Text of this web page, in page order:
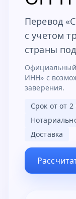
Перевод
с учетом
страны
Официальный
ИНН» с
заверения.
Срок отот 2
Доставка